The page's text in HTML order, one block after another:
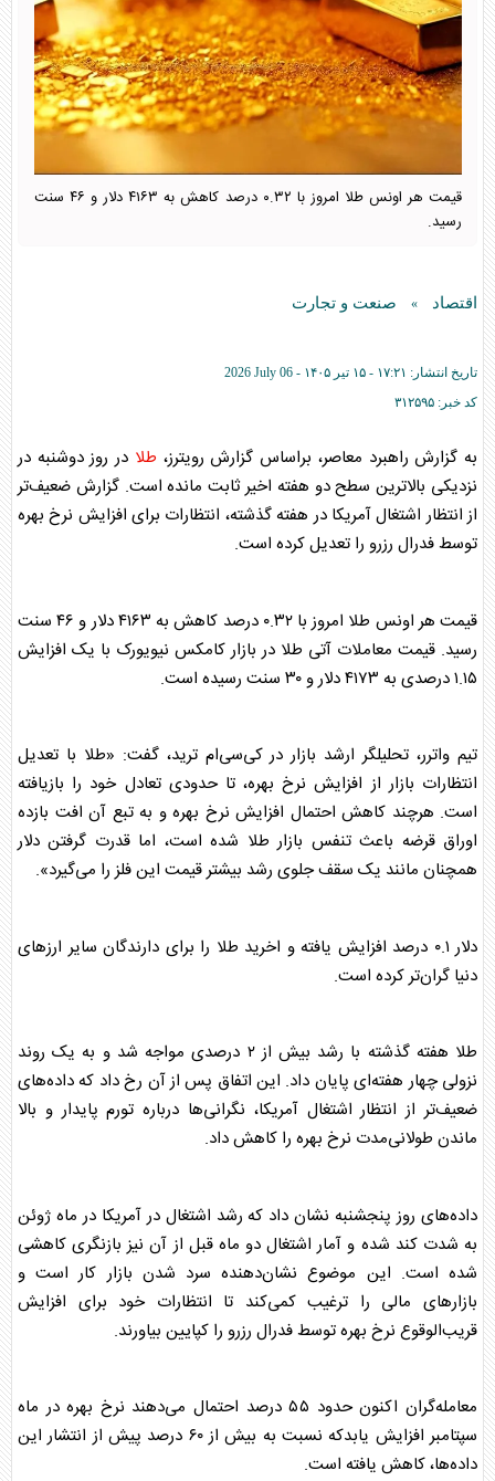
قیمت هر اونس طلا امروز با ۰.۳۲ درصد کاهش به ۴۱۶۳ دلار و ۴۶ سنت
رسید.
اقتصاد » صنعت و تجارت
تاریخ انتشار: ۱۷:۲۱ - ۱۵ تير ۱۴۰۵ -
2026 July 06
کد خبر: ۳۱۲۵۹۵
به گزارش راهبرد معاصر، براساس گزارش رویترز، طلا در روز دوشنبه در
نزدیکی بالاترین سطح دو هفته اخیر ثابت مانده است. گزارش ضعیف‌تر
از انتظار اشتغال آمریکا در هفته گذشته، انتظارات برای افزایش نرخ بهره
توسط فدرال رزرو را تعدیل کرده است.
قیمت هر اونس طلا
امروز با ۰.۳۲ درصد کاهش به ۴۱۶۳ دلار و ۴۶ سنت
رسید. قیمت معاملات آتی طلا در بازار کامکس نیویورک با یک افزایش
۱.۱۵ درصدی به ۴۱۷۳ دلار و ۳۰ سنت رسیده است.
تیم واترر، تحلیلگر ارشد بازار در کی‌سی‌ام ترید، گفت: «طلا با تعدیل
انتظارات بازار از افزایش نرخ بهره، تا حدودی تعادل خود را بازیافته
است. هرچند کاهش احتمال افزایش نرخ بهره و به تبع آن افت بازده
اوراق قرضه باعث تنفس بازار طلا شده است، اما قدرت گرفتن دلار
همچنان مانند یک سقف جلوی رشد بیشتر قیمت این فلز را می‌گیرد».
دلار ۰.۱ درصد افزایش یافته و اخرید طلا را برای دارندگان سایر ارز‌های
دنیا گران‌تر کرده است.
طلا
هفته گذشته با رشد بیش از ۲ درصدی مواجه شد و به یک روند
نزولی چهار هفته‌ای پایان داد. این اتفاق پس از آن رخ داد که داده‌های
ضعیف‌تر از انتظار اشتغال آمریکا، نگرانی‌ها درباره تورم پایدار و بالا
ماندن طولانی‌مدت نرخ بهره را کاهش داد.
داده‌های روز پنجشنبه نشان داد که رشد اشتغال در آمریکا در ماه ژوئن
به شدت کند شده و آمار اشتغال دو ماه قبل از آن نیز بازنگری کاهشی
شده است. این موضوع نشان‌دهنده سرد شدن بازار کار است و
بازار‌های مالی را ترغیب کمی‌کند تا انتظارات خود برای افزایش
قریب‌الوقوع نرخ بهره توسط فدرال رزرو را کپایین بیاورند.
معامله‌گران اکنون حدود ۵۵ درصد احتمال می‌دهند نرخ بهره در ماه
سپتامبر افزایش یابدکه نسبت به بیش از ۶۰ درصد پیش از انتشار این
داده‌ها، کاهش یافته است.